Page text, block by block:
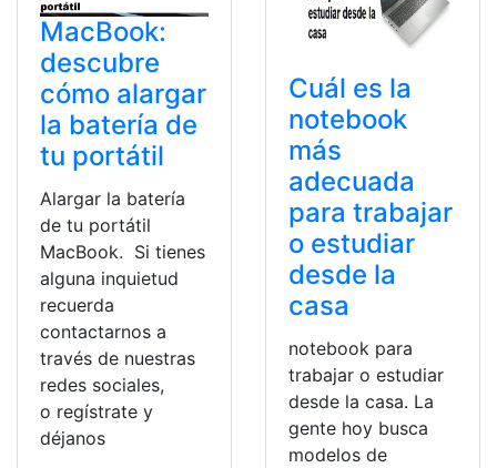
MacBook:
descubre
cómo alargar
la batería de
tu portátil
Alargar la batería
de tu portátil
MacBook. Si tienes
alguna inquietud
recuerda
contactarnos a
través de nuestras
redes sociales,
o regístrate y
déjanos
Cuál es la
notebook
más
adecuada
para trabajar
o estudiar
desde la
casa
notebook para
trabajar o estudiar
desde la casa. La
gente hoy busca
modelos de